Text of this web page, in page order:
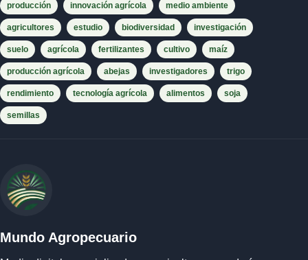
producción innovación agrícola medio ambiente
agricultores estudio biodiversidad investigación
suelo agrícola fertilizantes cultivo maíz
producción agrícola abejas investigadores trigo
rendimiento tecnología agrícola alimentos soja
semillas
Mundo Agropecuario